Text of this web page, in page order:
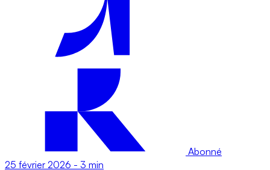
Abonné
25 février 2026 - 3 min